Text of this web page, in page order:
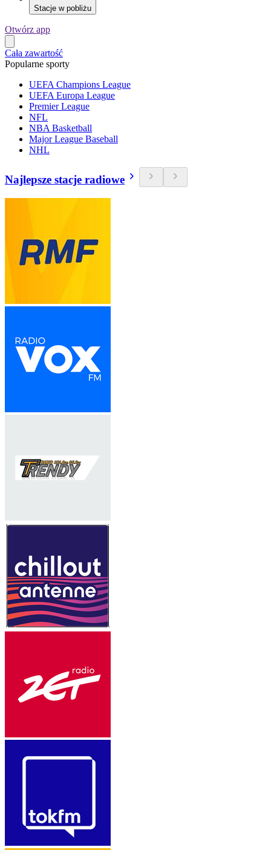
Stacje w pobliżu
Otwórz app
Cała zawartość
Popularne sporty
UEFA Champions League
UEFA Europa League
Premier League
NFL
NBA Basketball
Major League Baseball
NHL
Najlepsze stacje radiowe